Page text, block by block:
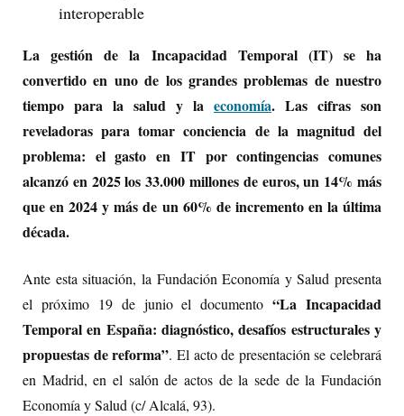
interoperable
La gestión de la Incapacidad Temporal (IT) se ha
convertido en uno de los grandes problemas de nuestro
tiempo para la salud y la economía. Las cifras son
reveladoras para tomar conciencia de la magnitud del
problema: el gasto en IT por contingencias comunes
alcanzó en 2025 los 33.000 millones de euros, un 14% más
que en 2024 y más de un 60% de incremento en la última
década.
Ante esta situación, la Fundación Economía y Salud presenta
el próximo 19 de junio el documento“La Incapacidad
Temporal en España: diagnóstico, desafíos estructurales y
propuestas de reforma”. El acto de presentación se celebrará
en Madrid, en el salón de actos de la sede de la Fundación
Economía y Salud (c/ Alcalá, 93).